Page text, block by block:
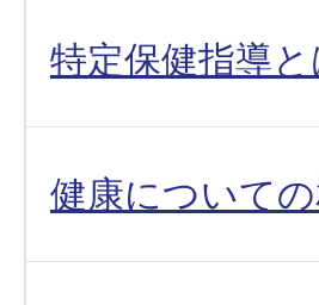
特定保健指導
健康について